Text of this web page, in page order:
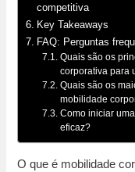
competitiva
Key Takeaways
FAQ: Perguntas
Quais são os
corporativa para
Quais são os
mobilidade
Como iniciar
eficaz?
O que é mobilidade